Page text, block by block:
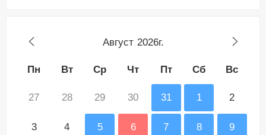
Август 2026г.
Пн Вт Ср Чт Пт Сб Вс
27 28 29 30 31 1 2
3 4 5 6 7 8 9